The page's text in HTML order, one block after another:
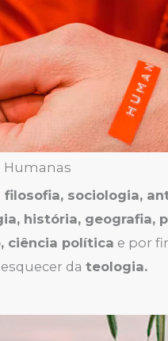
Humanas
filosofia, sociologia,
história, geografia,
ciência política e por
da teologia.